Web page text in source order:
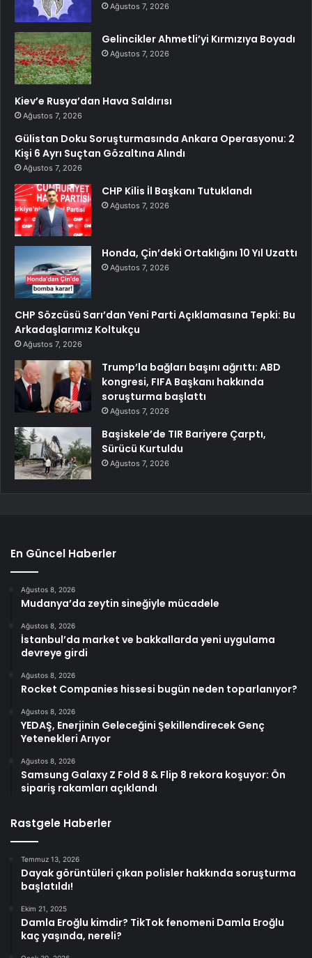
Ağustos 7, 2026
Gelincikler Ahmetli’yi Kırmızıya Boyadı
Ağustos 7, 2026
Kiev’e Rusya’dan Hava Saldırısı
Ağustos 7, 2026
Gülistan Doku Soruşturmasında Ankara Operasyonu: 2
Kişi 6 Ayrı Suçtan Gözaltına Alındı
Ağustos 7, 2026
CHP Kilis İl Başkanı Tutuklandı
Ağustos 7, 2026
Honda, Çin’deki Ortaklığını 10 Yıl Uzattı
Ağustos 7, 2026
CHP Sözcüsü Sarı’dan Yeni Parti Açıklamasına Tepki: Bu
Arkadaşlarımız Koltukçu
Ağustos 7, 2026
Trump’la bağları başını ağrıttı: ABD
kongresi, FIFA Başkanı hakkında
soruşturma başlattı
Ağustos 7, 2026
Başiskele’de TIR Bariyere Çarptı,
Sürücü Kurtuldu
Ağustos 7, 2026
En Güncel Haberler
Ağustos 8, 2026
Mudanya’da zeytin sineğiyle mücadele
Ağustos 8, 2026
İstanbul’da market ve bakkallarda yeni uygulama
devreye girdi
Ağustos 8, 2026
Rocket Companies hissesi bugün neden toparlanıyor?
Ağustos 8, 2026
YEDAŞ, Enerjinin Geleceğini Şekillendirecek Genç
Yetenekleri Arıyor
Ağustos 8, 2026
Samsung Galaxy Z Fold 8 & Flip 8 rekora koşuyor: Ön
sipariş rakamları açıklandı
Rastgele Haberler
Temmuz 13, 2026
Dayak görüntüleri çıkan polisler hakkında soruşturma
başlatıldı!
Ekim 21, 2025
Damla Eroğlu kimdir? TikTok fenomeni Damla Eroğlu
kaç yaşında, nereli?